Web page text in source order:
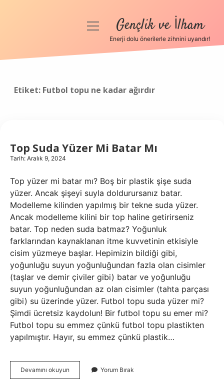
Anasayfa
menüyüGençlik ve İlham
Enerji dolu önerilerle zihnini uyandır!
Etiket: Futbol topu ne kadar ağırdır
Top Suda Yüzer Mi Batar Mı
Tarih: Aralık 9, 2024
Top yüzer mi batar mı? Boş bir plastik şişe suda
yüzer. Ancak şişeyi suyla doldurursanız batar.
Modelleme kilinden yapılmış bir tekne suda yüzer.
Ancak modelleme kilini bir top haline getirirseniz
batar. Top neden suda batmaz? Yoğunluk
farklarından kaynaklanan itme kuvvetinin etkisiyle
cisim yüzmeye başlar. Hepimizin bildiği gibi,
yoğunluğu suyun yoğunluğundan fazla olan cisimler
(taşlar ve demir çiviler gibi) batar ve yoğunluğu
suyun yoğunluğundan az olan cisimler (tahta parçası
gibi) su üzerinde yüzer. Futbol topu suda yüzer mi?
Şimdi ücretsiz kaydolun! Bir futbol topu su emer mi?
Futbol topu su emmez çünkü futbol topu plastikten
yapılmıştır. Hayır, su emmez çünkü plastik…
Devamını okuyun
Suda
Yorum Bırak